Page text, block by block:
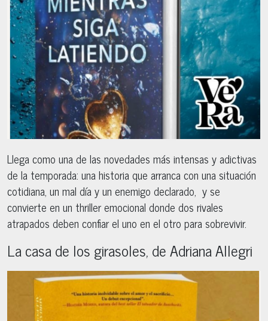
Llega como una de las novedades más intensas y adictivas
de la temporada: una historia que arranca con una situación
cotidiana, un mal día y un enemigo declarado, y se
convierte en un thriller emocional donde dos rivales
atrapados deben confiar el uno en el otro para sobrevivir.
La casa de los girasoles, de Adriana Allegri